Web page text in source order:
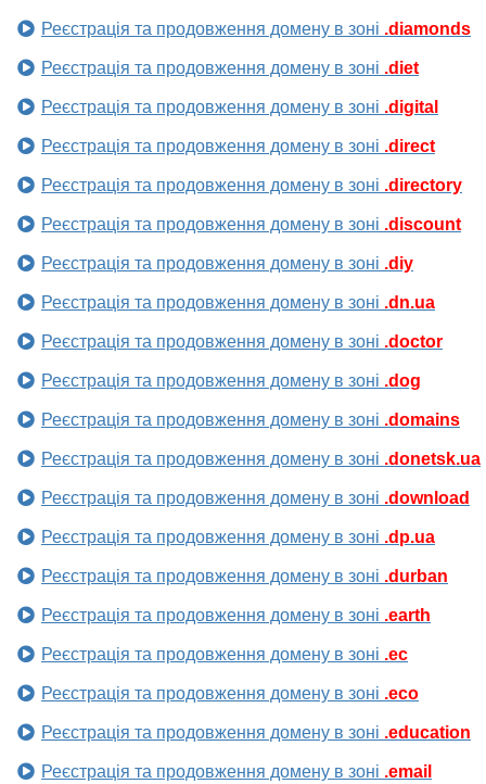
Реєстрація та продовження домену в зоні .diamonds
Реєстрація та продовження домену в зоні .diet
Реєстрація та продовження домену в зоні .digital
Реєстрація та продовження домену в зоні .direct
Реєстрація та продовження домену в зоні .directory
Реєстрація та продовження домену в зоні .discount
Реєстрація та продовження домену в зоні .diy
Реєстрація та продовження домену в зоні .dn.ua
Реєстрація та продовження домену в зоні .doctor
Реєстрація та продовження домену в зоні .dog
Реєстрація та продовження домену в зоні .domains
Реєстрація та продовження домену в зоні .donetsk.ua
Реєстрація та продовження домену в зоні .download
Реєстрація та продовження домену в зоні .dp.ua
Реєстрація та продовження домену в зоні .durban
Реєстрація та продовження домену в зоні .earth
Реєстрація та продовження домену в зоні .ec
Реєстрація та продовження домену в зоні .eco
Реєстрація та продовження домену в зоні .education
Реєстрація та продовження домену в зоні .email